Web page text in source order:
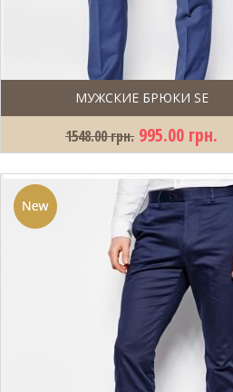
МУЖСКИЕ БРЮКИ SE
1548.00 грн. 995.00 грн.